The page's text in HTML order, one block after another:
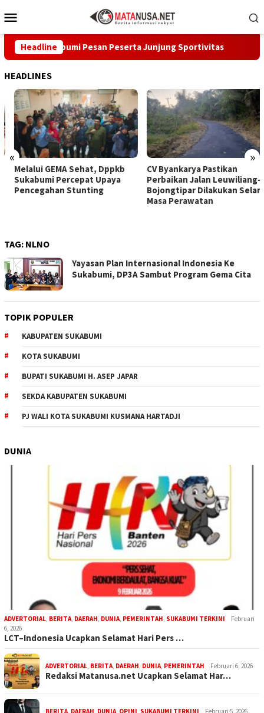
ke
Mobile
Headline
Sukabumi Pesan Peserta Junjung Sportivitas
HEADLINES
« »
Melalui GEMA Sehat, Dppkb
Sukabumi Percepat Upaya
Pencegahan Stunting
CV Byankarya Pastikan
Perbaikan Jalan Leuwiliang–
Bojongtipar Dilakukan Selama
Masa Perawatan
TAG: NLNO
Yayasan Plan Internasional Indonesia Ke
Sukabumi, DP3A Sambut Program Gema Cita
TOPIK POPULER
KABUPATEN SUKABUMI
KOTA SUKABUMI
BUPATI SUKABUMI H. ASEP JAPAR
SEKDA KABUPATEN SUKABUMI
PJ WALI KOTA SUKABUMI KUSMANA HARTADJI
DUNIA
ADVERTORIAL, BERITA, DAERAH, DUNIA, PEMERINTAH, SUKABUMI TERKINI
Februari
6, 2026
LCT–Indonesia Ucapkan Selamat Hari Pers …
ADVERTORIAL, BERITA, DAERAH, DUNIA, PEMERINTAH Februari 6, 2026
Redaksi Matanusa.net Ucapkan Selamat Har…